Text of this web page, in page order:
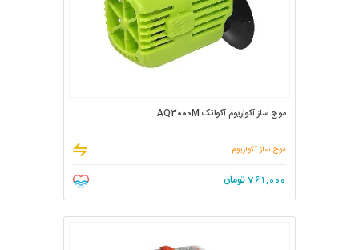
موج ساز آکواریوم آکواتک AQ3000M
موج ساز آکواریوم
761,000تومان